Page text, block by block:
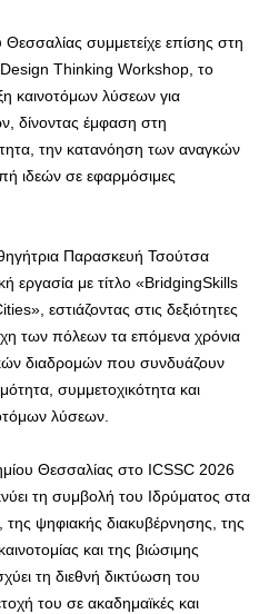
συμμετείχε επίσης στη
Thinking Workshop, το
καινοτόμων λύσεων για
δίνοντας έμφαση στη
την κατανόηση των αναγκών
ιδεών σε εφαρμόσιμες
Παρασκευή Τσούτσα
εργασία με τίτλο «BridgingSkills
εστιάζοντας στις δεξιότητες
των πόλεων τα επόμενα χρόνια
διαδρομών που συνδυάζουν
συμμετοχικότητα και
λύσεων.
Θεσσαλίας στο ICSSC 2026
τη συμβολή του Ιδρύματος στα
ψηφιακής διακυβέρνησης, της
και της βιώσιμης
τη διεθνή δικτύωση του
του σε ακαδημαϊκές και